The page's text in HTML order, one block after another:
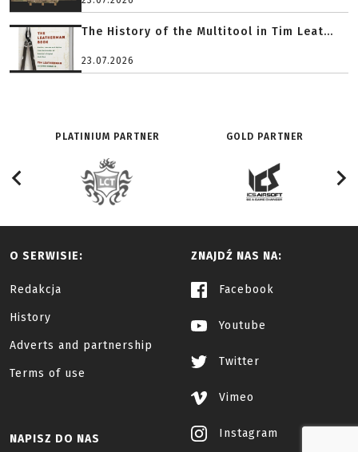
The History of the Multitool in Tim Leat...
23.07.2026
PLATINIUM PARTNER GOLD PARTNER
O SERWISIE:
Redakcja
History
Adverts and partnership
Terms of use
ZNAJDŹ NAS NA:
Facebook
Youtube
Twitter
Vimeo
Instagram
NAPISZ DO NAS